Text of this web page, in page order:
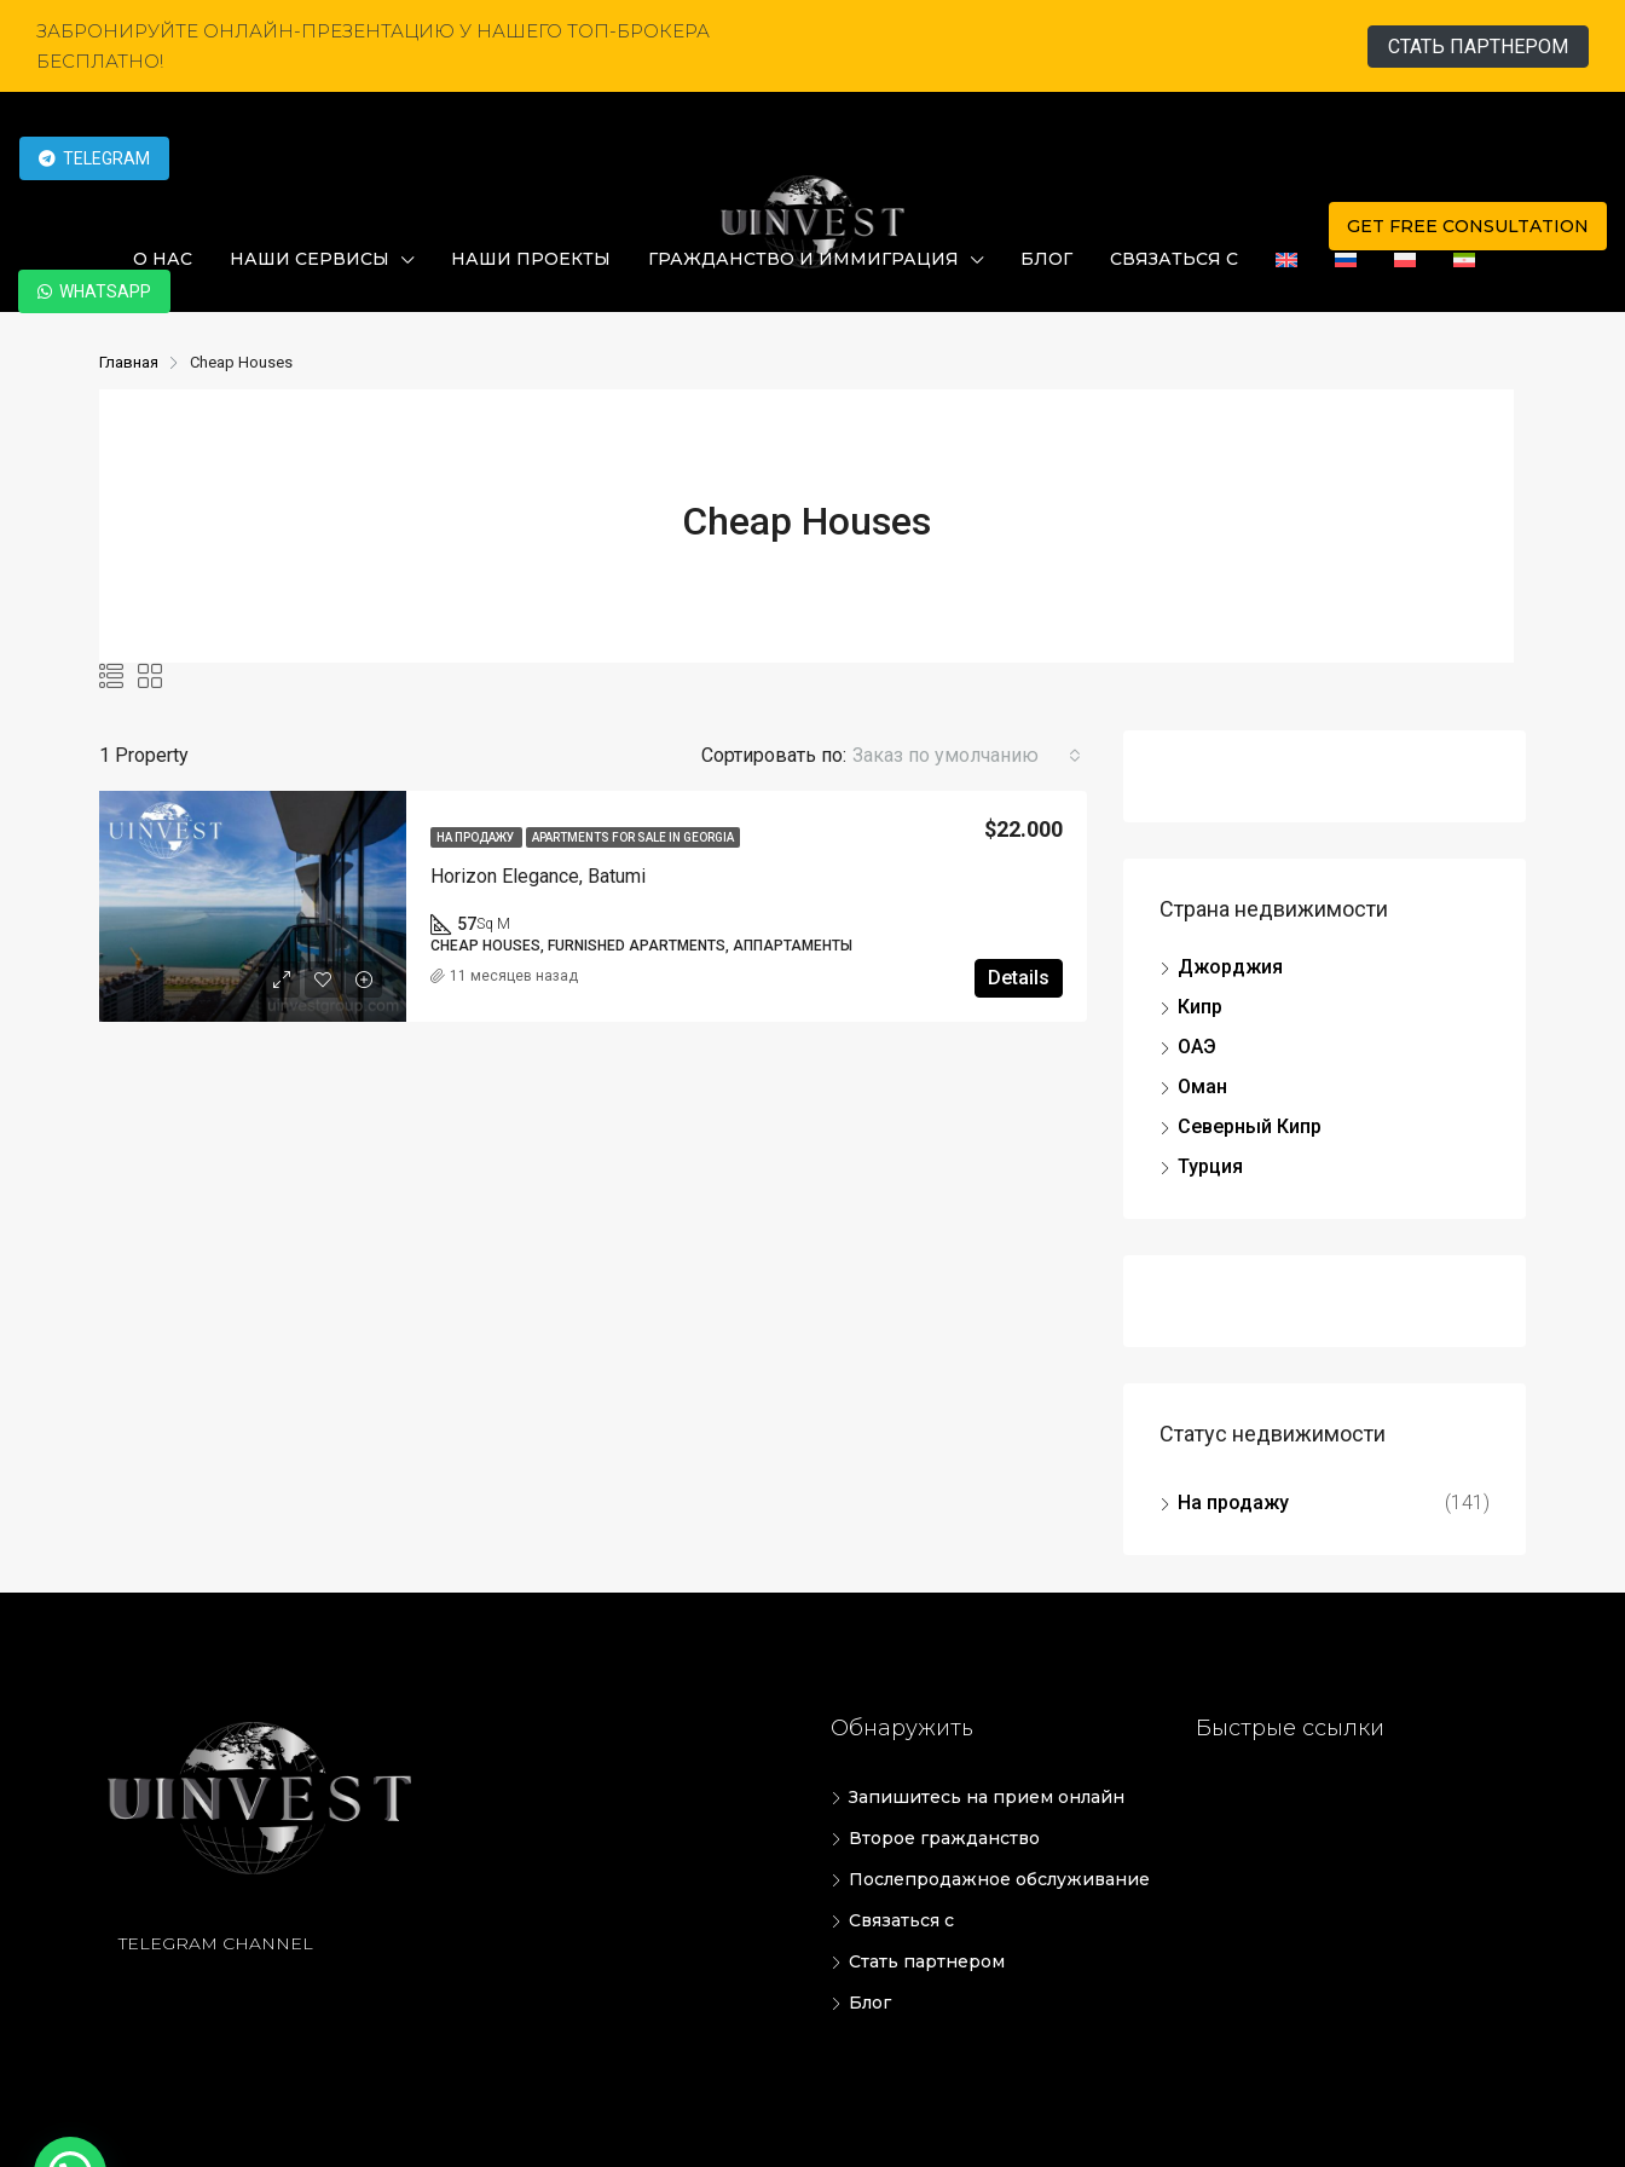
ЗАБРОНИРУЙТЕ ОНЛАЙН-ПРЕЗЕНТАЦИЮ У НАШЕГО ТОП-БРОКЕРА
БЕСПЛАТНО!
СТАТЬ ПАРТНЕРОМ
TELEGRAM
WHATSAPP
GET FREE CONSULTATION
О НАС
НАШИ СЕРВИСЫ НАШИ ПРОЕКТЫ ГРАЖДАНСТВО И ИММИГРАЦИЯ БЛОГ СВЯЗАТЬСЯ С
Главная Cheap Houses
Cheap Houses
1 Property Сортировать по: Заказ по умолчанию
НА ПРОДАЖУ APARTMENTS FOR SALE IN GEORGIA
Horizon Elegance, Batumi
$22.000
57Sq M
CHEAP HOUSES, FURNISHED APARTMENTS, АППАРТАМЕНТЫ
Details
11 месяцев назад
Страна недвижимости
Джорджия
Кипр
ОАЭ
Оман
Северный Кипр
Турция
Статус недвижимости
На продажу (141)
TELEGRAM CHANNEL
Обнаружить
Запишитесь на прием онлайн
Второе гражданство
Послепродажное обслуживание
Связаться с
Стать партнером
Блог
Быстрые ссылки